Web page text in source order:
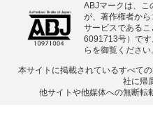
ABJマークは、こ
が、著作権者か
サービスである
6091713号）で
らを御覧ください
本サイトに掲載されているすべて
社に帰
他サイトや他媒体への無断転